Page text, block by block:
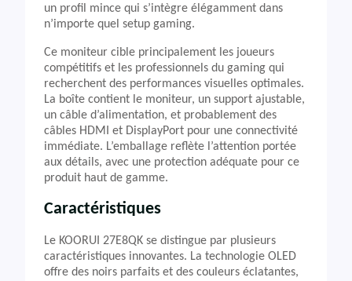
un profil mince qui s’intègre élégamment dans
n’importe quel setup gaming.
Ce moniteur cible principalement les joueurs
compétitifs et les professionnels du gaming qui
recherchent des performances visuelles optimales.
La boîte contient le moniteur, un support ajustable,
un câble d’alimentation, et probablement des
câbles HDMI et DisplayPort pour une connectivité
immédiate. L’emballage reflète l’attention portée
aux détails, avec une protection adéquate pour ce
produit haut de gamme.
Caractéristiques
Le KOORUI 27E8QK se distingue par plusieurs
caractéristiques innovantes. La technologie OLED
offre des noirs parfaits et des couleurs éclatantes,